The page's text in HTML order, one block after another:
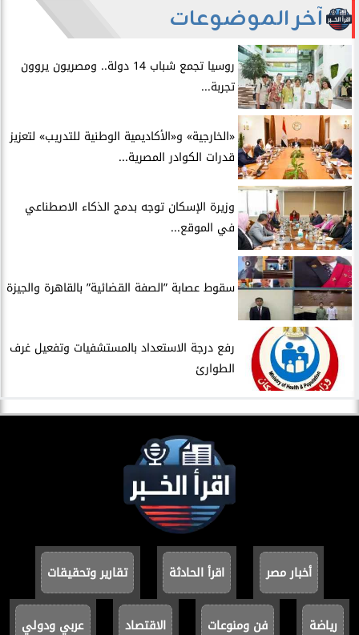
آخر الموضوعات
روسيا تجمع شباب 14 دولة.. ومصريون يروون
تجربة...
​«الخارجية» و«الأكاديمية الوطنية للتدريب» لتعزيز
قدرات الكوادر المصرية...
​وزيرة الإسكان توجه بدمج الذكاء الاصطناعي
في الموقع...
سقوط عصابة ”الصفة القضائية” بالقاهرة والجيزة
​رفع درجة الاستعداد بالمستشفيات وتفعيل غرف
الطوارئ
أخبار مصر اقرأ الحادثة تقارير وتحقيقات
رياضة فن ومنوعات الاقتصاد عربي ودولي